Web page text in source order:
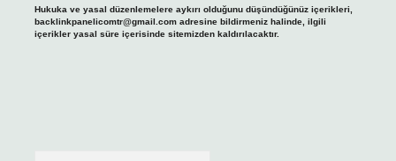
Hukuka ve yasal düzenlemelere aykırı olduğunu düşündüğünüz içerikleri,
backlinkpanelicomtr@gmail.comadresine bildirmeniz halinde, ilgili
içerikler yasal süre içerisinde sitemizden kaldırılacaktır.